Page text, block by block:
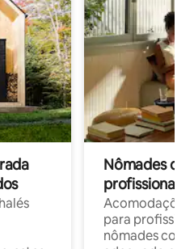
Nômades
profissionais
para
nômades com